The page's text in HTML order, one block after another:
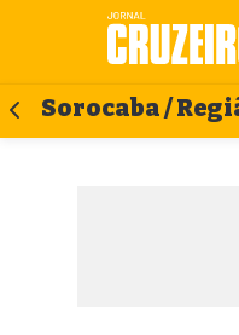
Sorocaba /